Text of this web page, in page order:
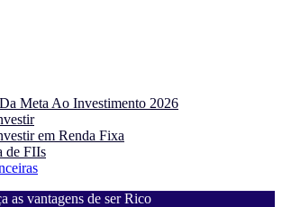
Meta Ao Investimento 2026
em Renda Fixa
de FIIs
as vantagens de ser Rico